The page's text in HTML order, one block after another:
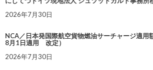
2026年7月30日
NCA／日本発国際航空貨物燃油サーチャージ適用
8月1日適用 改定）
2026年7月30日